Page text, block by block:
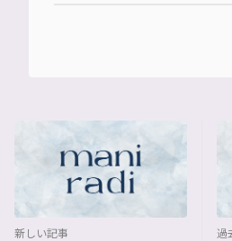
新しい記事 過